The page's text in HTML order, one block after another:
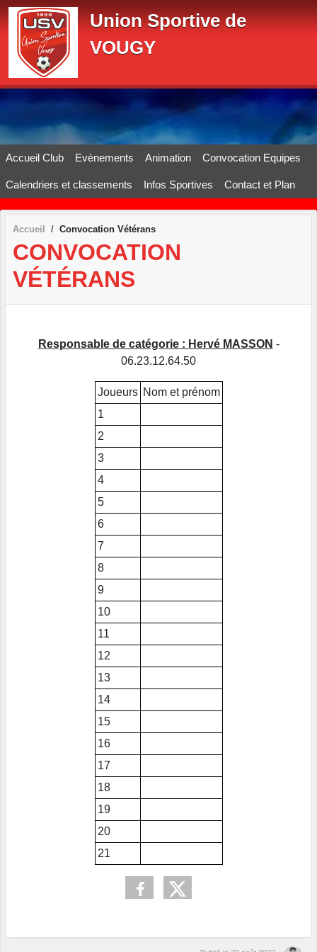
Union Sportive de
VOUGY
Accueil Club Evènements Animation Convocation Equipes
Calendriers et classements Infos Sportives Contact et Plan
Accueil Convocation Vétérans
CONVOCATION
VÉTÉRANS
Responsable de catégorie : Hervé MASSON -
06.23.12.64.50
Joueurs Nom et prénom
1
2
3
4
5
6
7
8
9
10
11
12
13
14
15
16
17
18
19
20
21
Panneau de gestion des cookies